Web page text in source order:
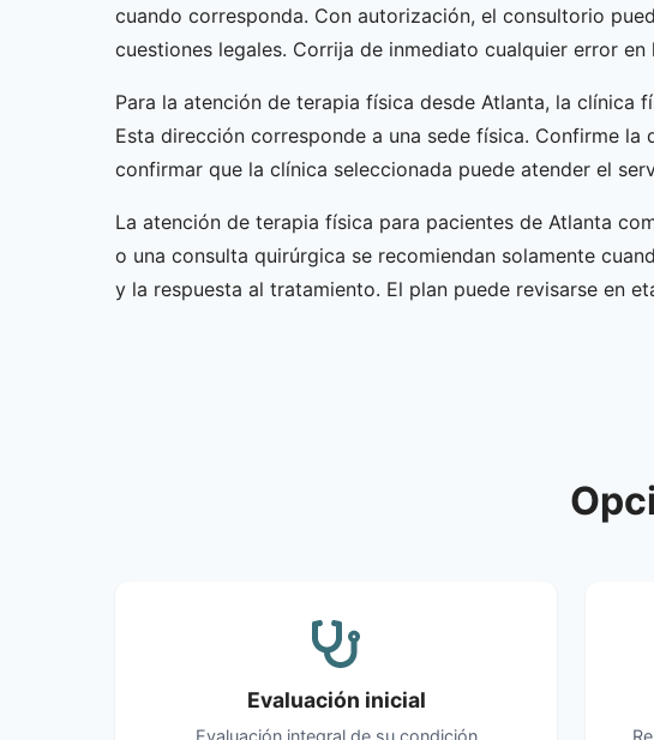
cuando corresponda. Con autorización, el consultorio
cuestiones legales. Corrija de inmediato cualquier error
Para la atención de terapia física desde Atlanta, la clínica
Esta dirección corresponde a una sede física. Confirme
confirmar que la clínica seleccionada puede atender el
La atención de terapia física para pacientes de Atlanta
o una consulta quirúrgica se recomiendan solamente
y la respuesta al tratamiento. El plan puede revisarse en
Evaluación inicial
Evaluación integral de su condición